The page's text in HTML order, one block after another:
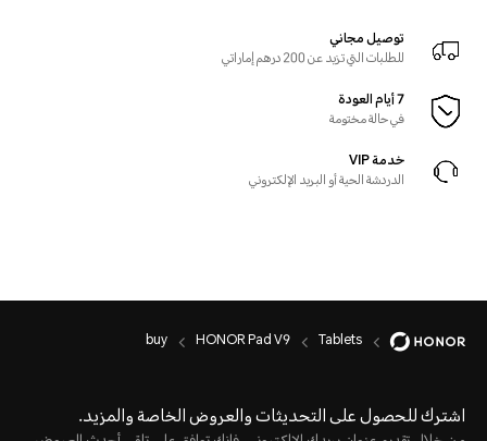
توصيل مجاني
للطلبات التي تزيد عن 200 درهم إماراتي
7 أيام العودة
في حالة مختومة
خدمة VIP
الدردشة الحية أو البريد الإلكتروني
Tablets
HONOR Pad V9
buy
اشترك للحصول على التحديثات والعروض الخاصة والمزيد.